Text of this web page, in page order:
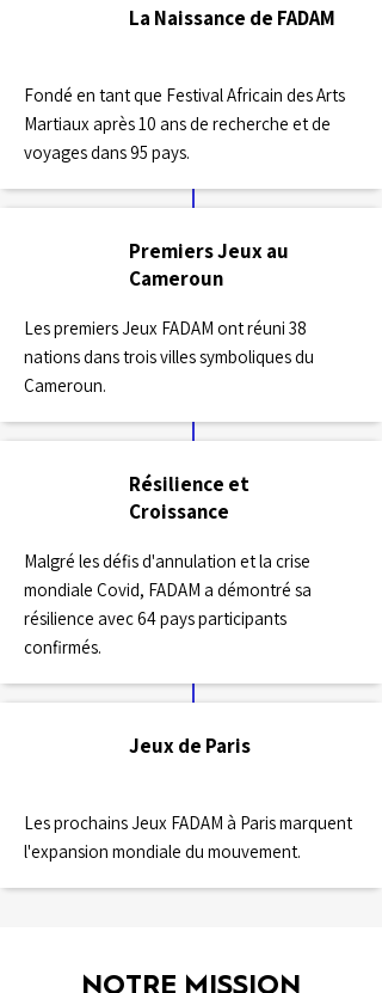
La Naissance de FADAM
Fondé en tant que Festival Africain des Arts
Martiaux après 10 ans de recherche et de
voyages dans 95 pays.
Premiers Jeux au
Cameroun
Les premiers Jeux FADAM ont réuni 38
nations dans trois villes symboliques du
Cameroun.
Résilience et
Croissance
Malgré les défis d'annulation et la crise
mondiale Covid, FADAM a démontré sa
résilience avec 64 pays participants
confirmés.
Jeux de Paris
Les prochains Jeux FADAM à Paris marquent
l'expansion mondiale du mouvement.
NOTRE MISSION